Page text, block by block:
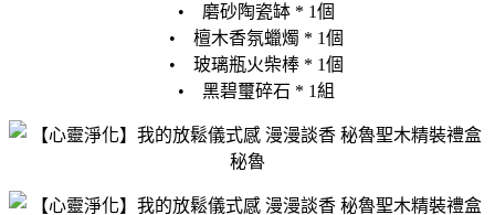
• 磨砂陶瓷缽 * 1個
• 檀木香氛蠟燭 * 1個
• 玻璃瓶火柴棒 * 1個
• 黑碧璽碎石 * 1組